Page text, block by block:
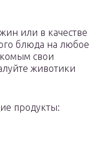
или в качестве
блюда на любое
свои
животики
продукты: